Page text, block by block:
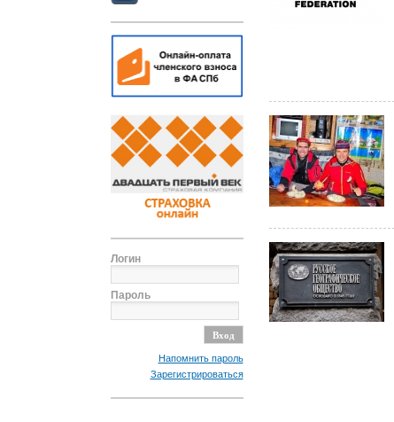
Логин
Пароль
Напомнить пароль
Зарегистрироваться